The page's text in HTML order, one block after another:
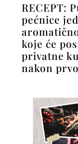
RECEPT:
pećnice
koje će
privatne
nakon